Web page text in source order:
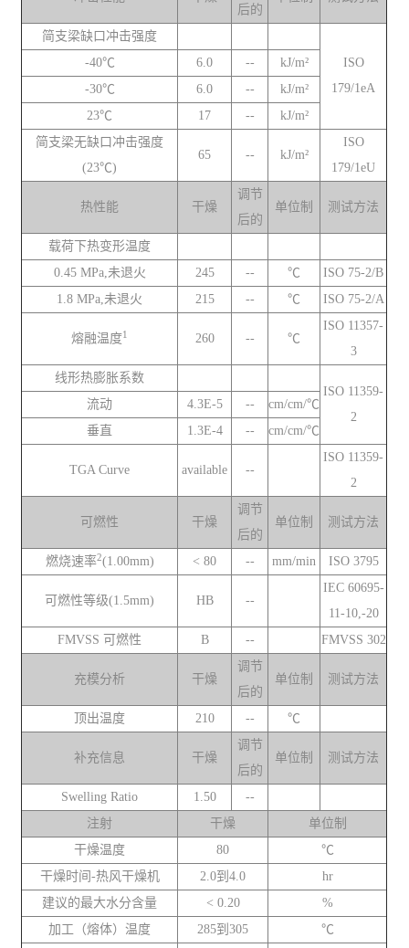
后的
简支梁缺口冲击强度
ISO
179/1eA
-40℃ 6.0 --
kJ/m²
-30℃
6.0 --
kJ/m²
23℃
17 --
kJ/m²
简支梁无缺口冲击强度
(23℃)
65 -- kJ/m²
ISO
179/1eU
热性能 干燥
调节
后的
单位制 测试方法
载荷下热变形温度
0.45 MPa,未退火
245 -- ℃
ISO 75-2/B
1.8 MPa,未退火
215 -- ℃ ISO 75-2/A
熔融温度1 260 -- ℃
ISO 11357-
3
线形热膨胀系数
ISO 11359-
2
流动 4.3E-5 --
cm/cm/℃
垂直
1.3E-4 -- cm/cm/℃
TGA Curve available --
ISO 11359-
2
可燃性 干燥
调节
后的
单位制 测试方法
燃烧速率2(1.00mm) < 80 -- mm/min ISO 3795
可燃性等级(1.5mm) HB --
IEC 60695-
11-10,-20
FMVSS 可燃性
B -- FMVSS 302
充模分析 干燥
调节
后的
单位制 测试方法
顶出温度 210 -- ℃
补充信息 干燥
调节
后的
单位制 测试方法
Swelling Ratio 1.50
--
注射
干燥
单位制
干燥温度
80
℃
干燥时间-热风干燥机
2.0到4.0
hr
建议的最大水分含量
< 0.20
%
加工（熔体）温度
285到305
℃